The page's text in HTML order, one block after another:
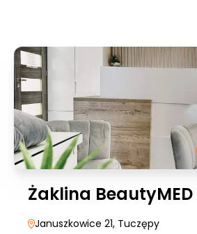
Żaklina BeautyMED
Januszkowice 21, Tuczępy